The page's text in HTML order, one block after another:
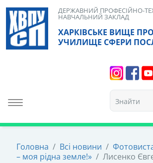
Skip
content
ХАРКІВСЬКЕ ВИЩЕ
УЧИЛИЩЕ СФЕРИ
ДЕРЖАВНИЙ ПРОФЕСІЙНО-
НАВЧАЛЬНИЙ ЗАКЛАД
Toggle navigation
Головна / Всі новини /
– моя рідна земле!» / Лисенко